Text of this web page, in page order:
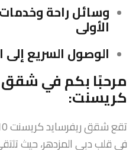
وسائل راحة
الأولى
الوصول السريع
كريسنت:
في قلب دبي المزدهر، حيث